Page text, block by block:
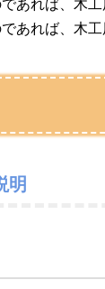
あれば、木
あれば、木
明